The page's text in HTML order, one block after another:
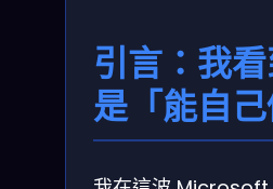
引言：我
是「能自